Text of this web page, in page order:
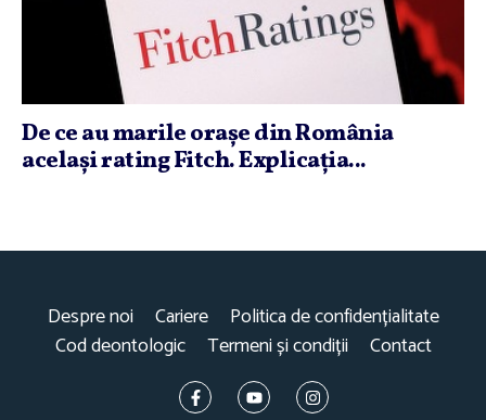
De ce au marile oraşe din România
acelaşi rating Fitch. Explicaţia...
Despre noi Cariere
Politica de confidențialitate
Cod deontologic
Termeni și condiții Contact